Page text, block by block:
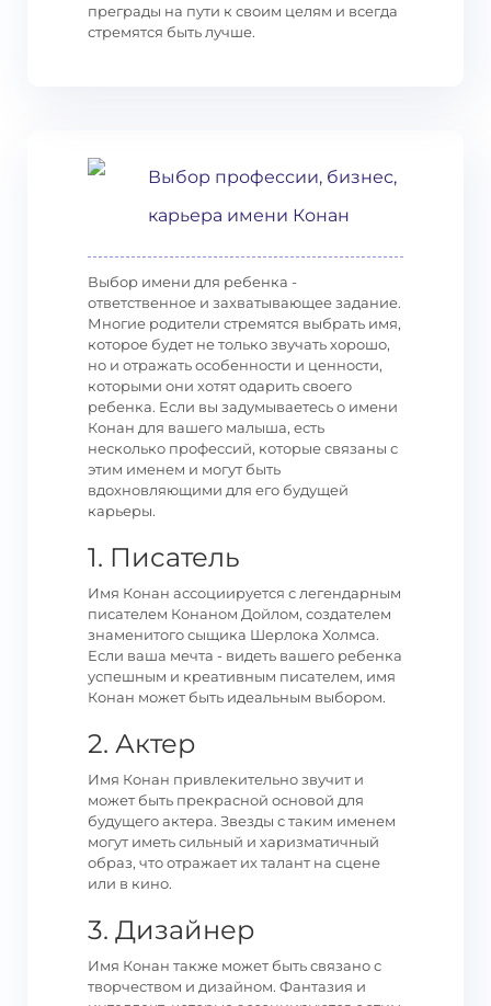
преграды на пути к своим целям и всегда
стремятся быть лучше.
Выбор профессии, бизнес,
карьера имени Конан
Выбор имени для ребенка -
ответственное и захватывающее задание.
Многие родители стремятся выбрать имя,
которое будет не только звучать хорошо,
но и отражать особенности и ценности,
которыми они хотят одарить своего
ребенка. Если вы задумываетесь о имени
Конан для вашего малыша, есть
несколько профессий, которые связаны с
этим именем и могут быть
вдохновляющими для его будущей
карьеры.
1. Писатель
Имя Конан ассоциируется с легендарным
писателем Конаном Дойлом, создателем
знаменитого сыщика Шерлока Холмса.
Если ваша мечта - видеть вашего ребенка
успешным и креативным писателем, имя
Конан может быть идеальным выбором.
2. Актер
Имя Конан привлекительно звучит и
может быть прекрасной основой для
будущего актера. Звезды с таким именем
могут иметь сильный и харизматичный
образ, что отражает их талант на сцене
или в кино.
3. Дизайнер
Имя Конан также может быть связано с
творчеством и дизайном. Фантазия и